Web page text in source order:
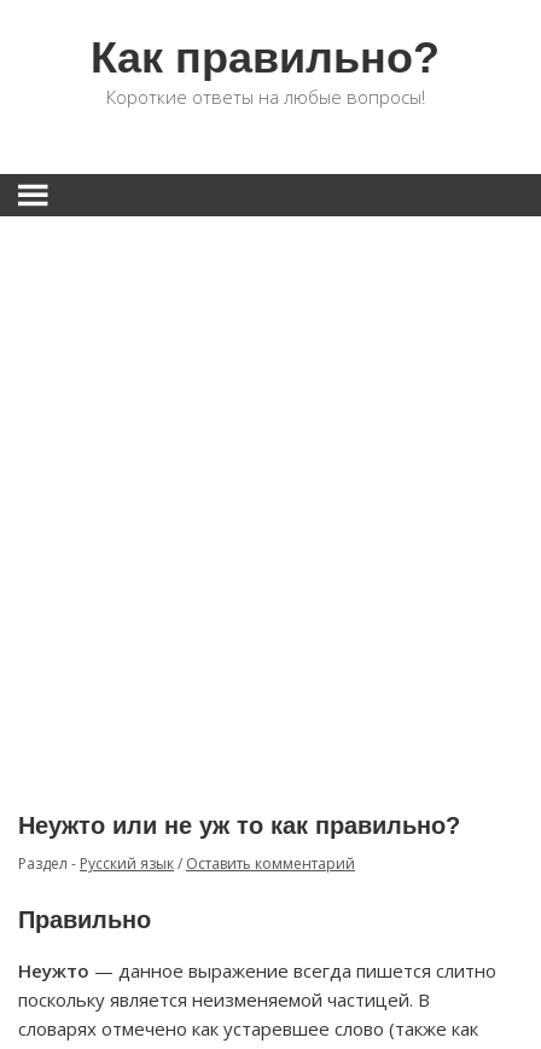
Как правильно?
Короткие ответы на любые вопросы!
Неужто или не уж то как правильно?
Раздел - Русский язык/ Оставить комментарий
Правильно
Неужто — данное выражение всегда пишется слитно
поскольку является неизменяемой частицей. В
словарях отмечено как устаревшее слово (также как